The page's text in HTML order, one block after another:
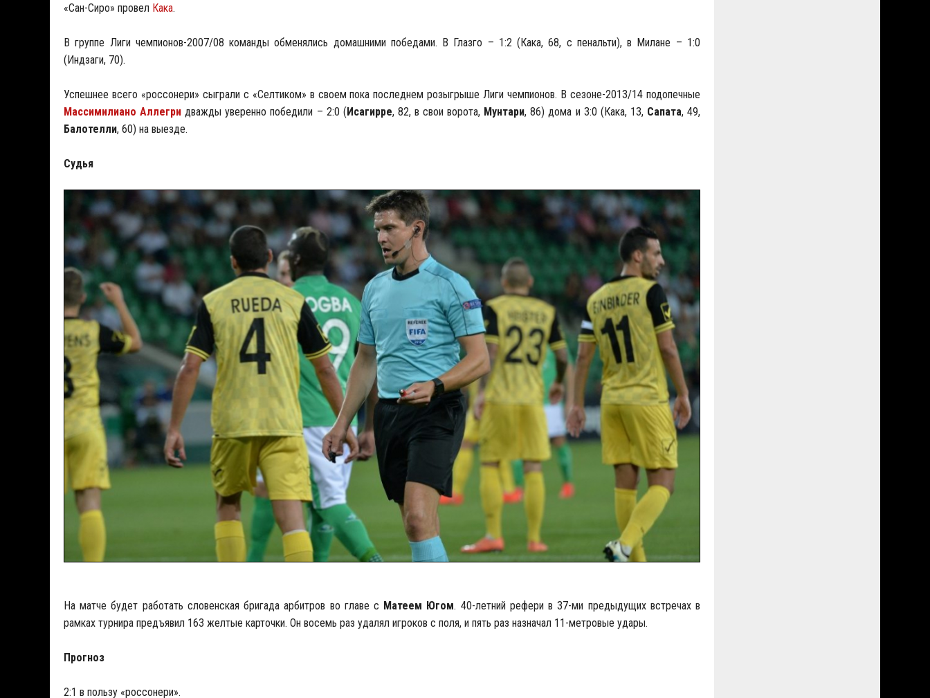
«Сан-Сиро» провел Кака.
В группе Лиги чемпионов-2007/08 команды обменялись домашними победами. В Глазго – 1:2 (Кака, 68, с пенальти), в Милане – 1:0
(Индзаги, 70).
Успешнее всего «россонери» сыграли с «Селтиком» в своем пока последнем розыгрыше Лиги чемпионов. В сезоне-2013/14 подопечные
Массимилиано Аллегри дважды уверенно победили – 2:0 (Исагирре, 82, в свои ворота, Мунтари, 86) дома и 3:0 (Кака, 13, Сапата, 49,
Балотелли, 60) на выезде.
Судья
На матче будет работать словенская бригада арбитров во главе с Матеем Югом. 40-летний рефери в 37-ми предыдущих встречах в
рамках турнира предъявил 163 желтые карточки. Он восемь раз удалял игроков с поля, и пять раз назначал 11-метровые удары.
Прогноз
2:1 в пользу «россонери».